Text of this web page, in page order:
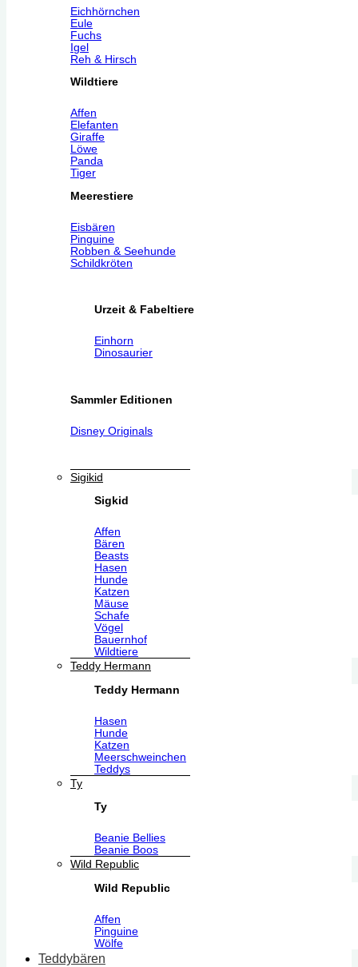
Eichhörnchen
Eule
Fuchs
Igel
Reh & Hirsch
Wildtiere
Affen
Elefanten
Giraffe
Löwe
Panda
Tiger
Meerestiere
Eisbären
Pinguine
Robben & Seehunde
Schildkröten
Urzeit & Fabeltiere
Einhorn
Dinosaurier
Sammler Editionen
Disney Originals
Sigikid
Sigkid
Affen
Bären
Beasts
Hasen
Hunde
Katzen
Mäuse
Schafe
Vögel
Bauernhof
Wildtiere
Teddy Hermann
Teddy Hermann
Hasen
Hunde
Katzen
Meerschweinchen
Teddys
Ty
Ty
Beanie Bellies
Beanie Boos
Wild Republic
Wild Republic
Affen
Pinguine
Wölfe
Teddybären